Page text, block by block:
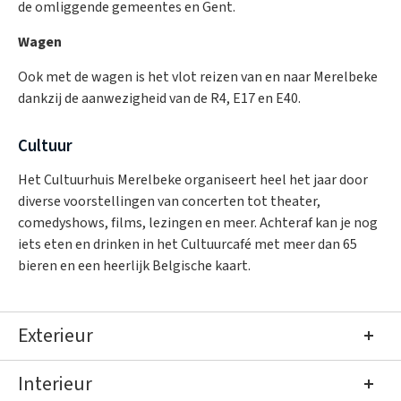
de omliggende gemeentes en Gent.
Wagen
Ook met de wagen is het vlot reizen van en naar Merelbeke
dankzij de aanwezigheid van de R4, E17 en E40.
Cultuur
Het Cultuurhuis Merelbeke organiseert heel het jaar door
diverse voorstellingen van concerten tot theater,
comedyshows, films, lezingen en meer. Achteraf kan je nog
iets eten en drinken in het Cultuurcafé met meer dan 65
bieren en een heerlijk Belgische kaart.
Exterieur
Gevels
Interieur